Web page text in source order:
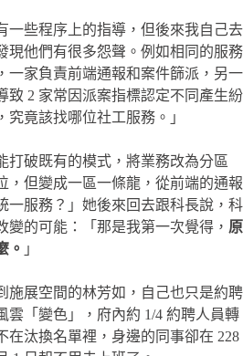
一些程序上的指導，但後來我自己去
現他們有很多怨聲。例如相同的服務
一家負責前端通報和案件篩派，另一
致 2 家常因派案指標認定不同產生紛
竟該找哪位社工服務。」
打破既有的模式，將業務改為分區
，但變成一區一條龍，從前端的通報
一服務？」她後來回去跟科長說，科
變的可能：「那是我第一次覺得， 原
。 」
施展空間的林芳如，自己也只是約聘
雲「變色」，府內約 1/4 約聘人員轉
在汰換名單裡，身邊的同事卻在 228